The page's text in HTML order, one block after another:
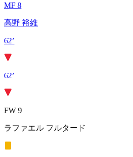
MF 8
高野 裕維
62’
62’
FW 9
ラファエル フルタード